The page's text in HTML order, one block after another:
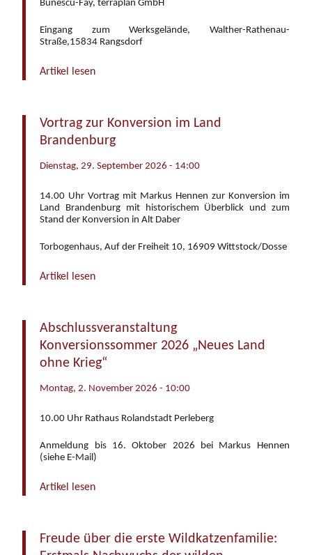
Bunescu-Fay, terraplan GmbH
Eingang zum Werksgelände, Walther-Rathenau-
Straße,15834 Rangsdorf
Artikel lesen
Vortrag zur Konversion im Land
Brandenburg
Dienstag, 29. September 2026 - 14:00
14.00 Uhr Vortrag mit Markus Hennen zur Konversion im
Land Brandenburg mit historischem Überblick und zum
Stand der Konversion in Alt Daber
Torbogenhaus, Auf der Freiheit 10, 16909 Wittstock/Dosse
Artikel lesen
Abschlussveranstaltung
Konversionssommer 2026 „Neues Land
ohne Krieg“
Montag, 2. November 2026 - 10:00
10.00 Uhr Rathaus Rolandstadt Perleberg
Anmeldung bis 16. Oktober 2026 bei Markus Hennen
(siehe E-Mail)
Artikel lesen
Freude über die erste Wildkatzenfamilie: